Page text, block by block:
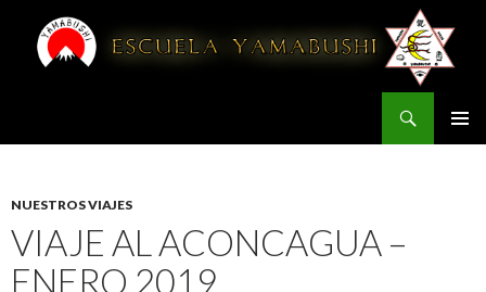
NUESTROS VIAJES
VIAJE AL ACONCAGUA –
ENERO 2019